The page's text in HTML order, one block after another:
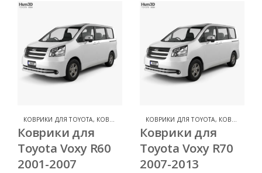
передних, весь салон,
коврик в багажник.
передних, весь салон,
коврик в багажник.
КОВРИКИ ДЛЯ TOYOTA, КОВРИКИ ДЛЯ TOYOTA VOXY
Коврики для
Toyota Voxy R60
2001-2007
КОВРИКИ ДЛЯ TOYOTA, КОВРИКИ ДЛЯ TOYOTA VOXY
Коврики для
Toyota Voxy R70
2007-2013